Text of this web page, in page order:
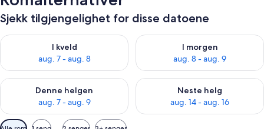
Sjekk tilgjengelighet for disse datoene
I kveld
aug. 7 - aug. 8
Sjekk tilgjengelighet for i kveld, aug. 7 - aug. 8
I morgen
aug. 8 - aug. 9
Sjekk tilgjengelighet for i
Denne helgen
aug. 7 - aug. 9
Sjekk tilgjengelighet for denne helgen, aug. 7 - aug. 9
Neste helg
aug. 14 - aug. 16
Sjekk tilgjengelighet for neste
Tilgjengelige